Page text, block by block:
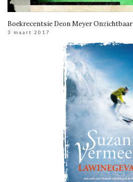
Boekrecentsie Deon Meyer Onzichtbaar
3 maart 2017